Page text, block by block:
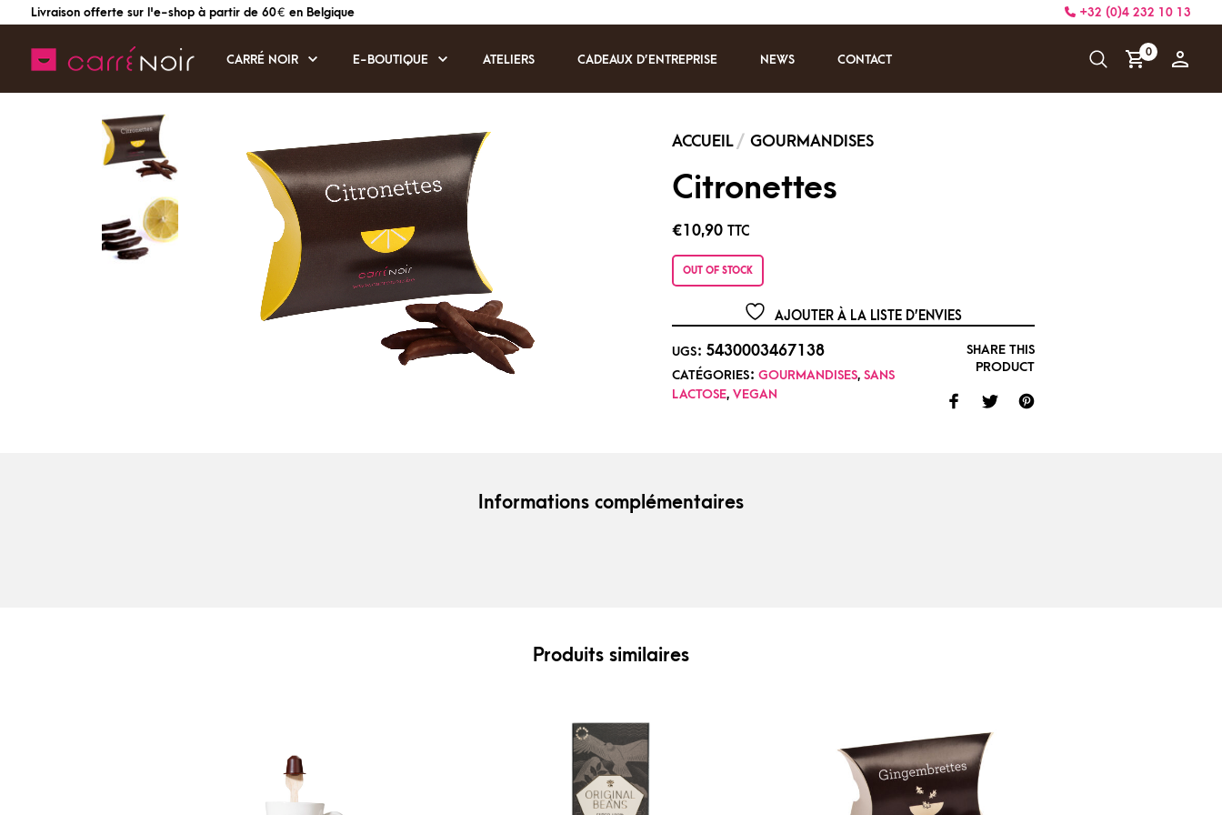
Livraison offerte sur l'e-shop à partir de 60 € en Belgique +32 (0)4 232 10 13
CARRÉ NOIR E-BOUTIQUE ATELIERS CADEAUX D’ENTREPRISE NEWS CONTACT
0
Citronettes
€10,90 TTC
OUT OF STOCK
AJOUTER À LA LISTE D’ENVIES
UGS : 5430003467138
CATÉGORIES : GOURMANDISES, SANS
LACTOSE, VEGAN
SHARE THIS
PRODUCT
Informations complémentaires
Produits similaires